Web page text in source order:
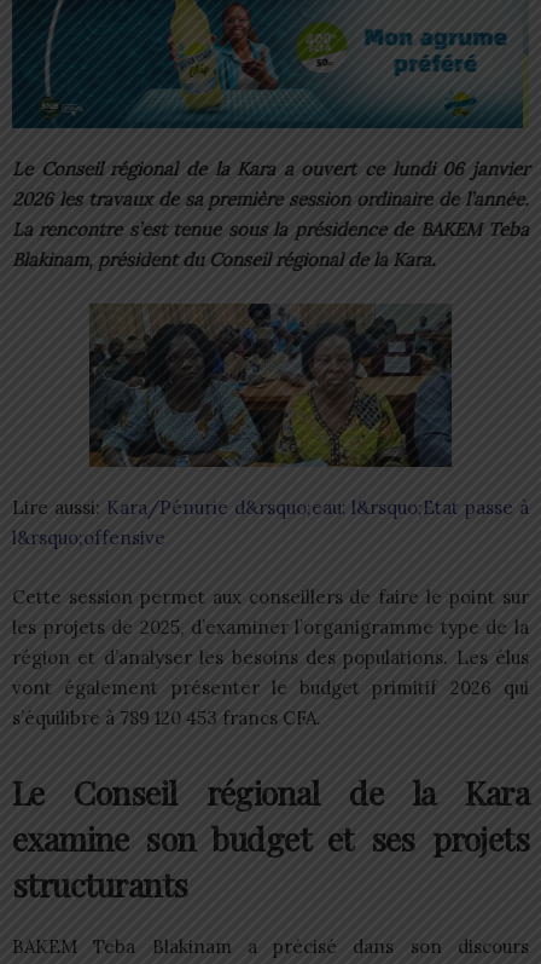
Le Conseil régional de la Kara a ouvert ce lundi 06 janvier
2026 les travaux de sa première session ordinaire de l’année.
La rencontre s’est tenue sous la présidence de BAKEM Teba
Blakinam, président du Conseil régional de la Kara.
Lire aussi: Kara/Pénurie d&rsquo;eau: l&rsquo;Etat passe à
l&rsquo;offensive
Cette session permet aux conseillers de faire le point sur
les projets de 2025, d’examiner l’organigramme type de la
région et d’analyser les besoins des populations. Les élus
vont également présenter le budget primitif 2026 qui
s’équilibre à 789 120 453 francs CFA.
Le Conseil régional de la Kara
examine son budget et ses projets
structurants
BAKEM Teba Blakinam a précisé dans son discours